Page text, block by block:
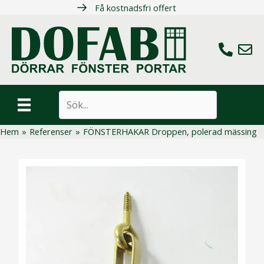
innehåll
Få kostnadsfri offert
Ring oss
Maila
Hem » Referenser » FÖNSTERHAKAR Droppen, polerad mässing